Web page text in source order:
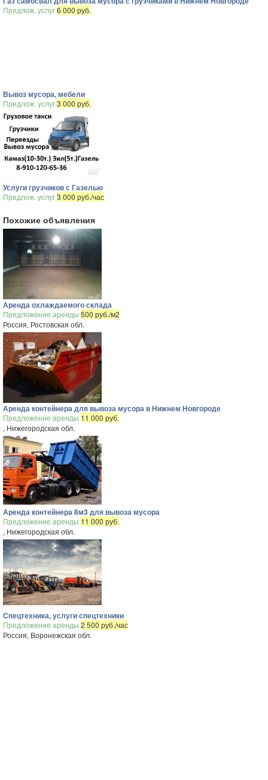
Предлож. услуг6 000 руб.
Вывоз мусора, мебели
Предлож. услуг3 000 руб.
Услуги грузчиков с Газелью
Предлож. услуг3 000 руб./час
Похожие объявления
Аренда охлаждаемого склада
Предложение аренды 500 руб./м2
Россия, Ростовская обл.
Аренда контейнера для вывоза мусора в Нижнем Новгороде
Предложение аренды 11 000 руб.
, Нижегородская обл.
Аренда контейнера 8м3 для вывоза мусора
Предложение аренды 11 000 руб.
, Нижегородская обл.
Спецтехника, услуги спецтехники
Предложение аренды 2 500 руб./час
Россия, Воронежская обл.